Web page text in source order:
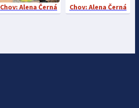
Chov: Alena Černá Chov: Alena Černá